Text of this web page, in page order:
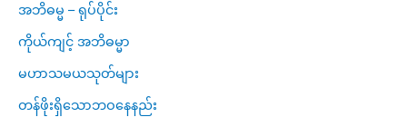
အဘိဓမ္မ – ရုပ်ပိုင်း
ကိုယ်ကျင့် အဘိဓမ္မာ
မဟာသမယသုတ်များ
တန်ဖိုးရှိသောဘဝနေနည်း